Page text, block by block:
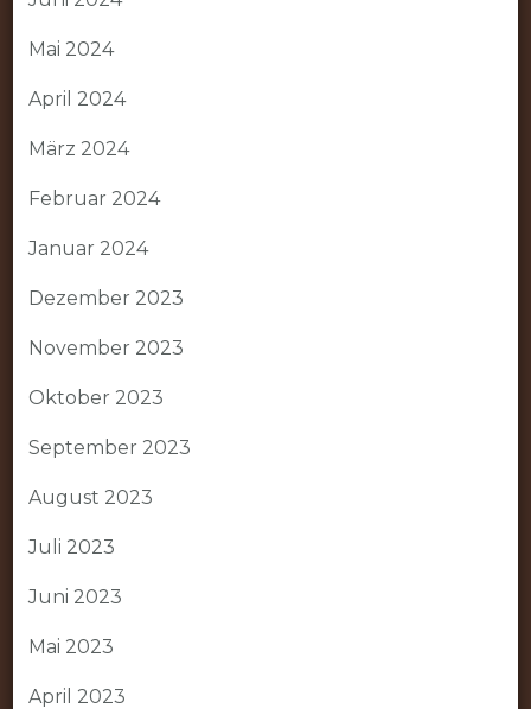
Mai 2024
April 2024
März 2024
Februar 2024
Januar 2024
Dezember 2023
November 2023
Oktober 2023
September 2023
August 2023
Juli 2023
Juni 2023
Mai 2023
April 2023